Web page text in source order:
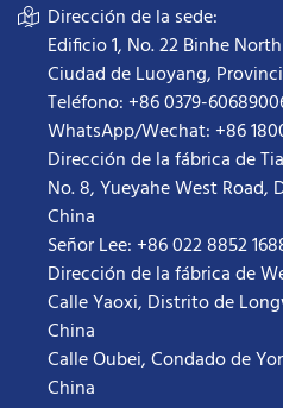
Dirección de la sede:
Edificio 1, No. 22 Binhe
Ciudad de Luoyang,
Teléfono: +86 0379-
WhatsApp/Wechat: +86
Dirección de la fábrica de
No. 8, Yueyahe West
China
Señor Lee: +86 022 8852
Dirección de la fábrica de
Calle Yaoxi, Distrito de
China
Calle Oubei, Condado de
China